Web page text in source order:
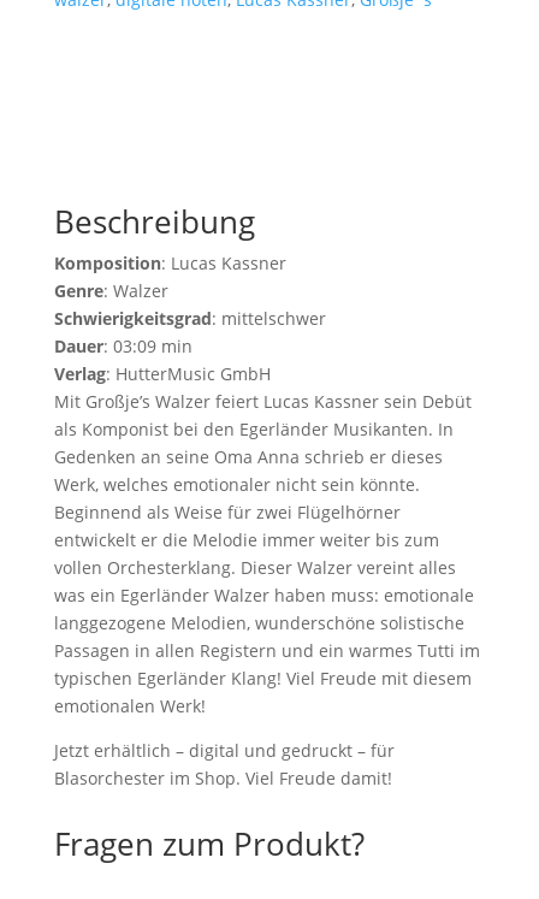
Beschreibung
Komposition: Lucas Kassner
Genre: Walzer
Schwierigkeitsgrad: mittelschwer
Dauer: 03:09 min
Verlag: HutterMusic GmbH
Mit Großje’s Walzer feiert Lucas Kassner sein Debüt
als Komponist bei den Egerländer Musikanten. In
Gedenken an seine Oma Anna schrieb er dieses
Werk, welches emotionaler nicht sein könnte.
Beginnend als Weise für zwei Flügelhörner
entwickelt er die Melodie immer weiter bis zum
vollen Orchesterklang. Dieser Walzer vereint alles
was ein Egerländer Walzer haben muss: emotionale
langgezogene Melodien, wunderschöne solistische
Passagen in allen Registern und ein warmes Tutti im
typischen Egerländer Klang! Viel Freude mit diesem
emotionalen Werk!
Jetzt erhältlich – digital und gedruckt – für
Blasorchester im Shop. Viel Freude damit!
Fragen zum Produkt?